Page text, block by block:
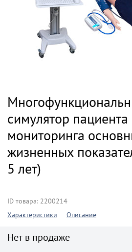
симулятор
мониторинга
жизненных
5 лет)
ID товара: 2200214
Характеристики
Описание
Нет в продаже